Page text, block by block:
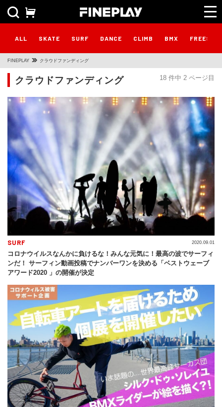
ALL SKATE SURF DANCE CLIMB BMX
FINEPLAY クラウドファンディング
18 件中 2 ページ目
クラウドファンディング
SURF
コロナウイルスなんかに負けるな！みんな元気に！最高の波でサーフィ
ンだ！ サーフィン動画投稿でナンバーワンを決める「ベストウェーブ
アワード2020 」の開催が決定
2020.09.01